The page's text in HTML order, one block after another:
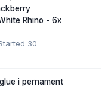
Rhino - 6x
30
i pernament